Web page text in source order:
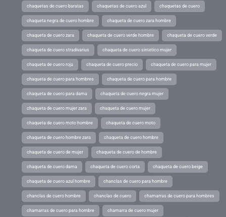
chaquetas de cuero baratas chaquetas de cuero azul chaquetas de cuero
chaqueta negra de cuero hombre chaqueta de cuero zara hombre
chaqueta de cuero zara chaqueta de cuero verde hombre chaqueta de cuero verde
chaqueta de cuero stradivarius chaqueta de cuero sintetico mujer
chaqueta de cuero roja chaqueta de cuero precio chaqueta de cuero para mujer
chaqueta de cuero para hombres chaqueta de cuero para hombre
chaqueta de cuero para dama chaqueta de cuero negra mujer
chaqueta de cuero mujer zara chaqueta de cuero mujer
chaqueta de cuero moto hombre chaqueta de cuero moto
chaqueta de cuero hombre zara chaqueta de cuero hombre
chaqueta de cuero de mujer chaqueta de cuero de hombre
chaqueta de cuero dama chaqueta de cuero corta chaqueta de cuero beige
chaqueta de cuero azul hombre chanclas de cuero para hombre
chanclas de cuero hombre chanclas de cuero chamarras de cuero para hombres
chamarras de cuero para hombre chamarra de cuero mujer